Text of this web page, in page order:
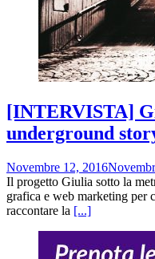
[INTERVISTA]
underground
Novembre 12, 2016
Il progetto Giulia sotto la
grafica e web marketing per
raccontare la [...]